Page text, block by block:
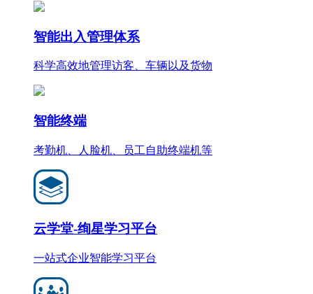
智能出入管理体系
科学高效地管理访客、车辆以及货物
智能终端
考勤机、人脸机、员工自助终端机等
云学堂-绚星学习平台
一站式企业智能学习平台